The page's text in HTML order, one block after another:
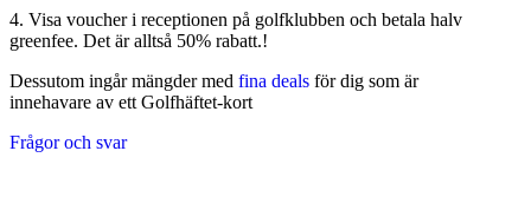
4. Visa voucher i receptionen på golfklubben och betala halv
greenfee. Det är alltså 50% rabatt.!
Dessutom ingår mängder med fina deals för dig som är
innehavare av ett Golfhäftet-kort
Frågor och svar